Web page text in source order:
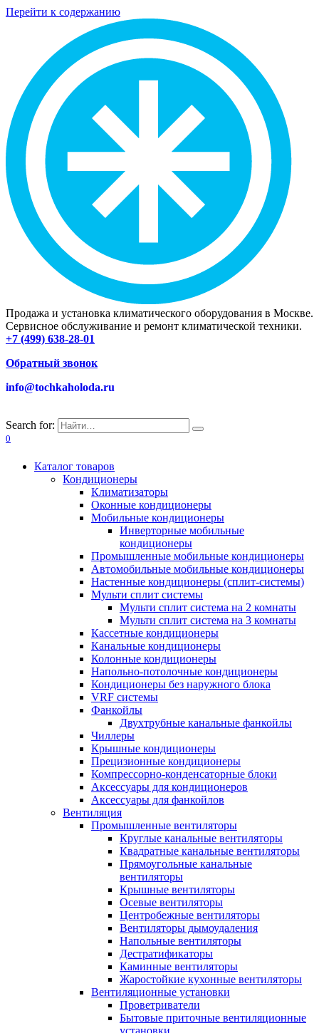
Перейти к содержанию
Продажа и установка климатического оборудования в Москве.
Сервисное обслуживание и ремонт климатической техники.
+7 (499) 638-28-01
Обратный звонок
info@tochkaholoda.ru
Search for:
0
Каталог товаров
Кондиционеры
Климатизаторы
Оконные кондиционеры
Мобильные кондиционеры
Инверторные мобильные
кондиционеры
Промышленные мобильные кондиционеры
Автомобильные мобильные кондиционеры
Настенные кондиционеры (сплит-системы)
Мульти сплит системы
Мульти сплит система на 2 комнаты
Мульти сплит система на 3 комнаты
Кассетные кондиционеры
Канальные кондиционеры
Колонные кондиционеры
Напольно-потолочные кондиционеры
Кондиционеры без наружного блока
VRF системы
Фанкойлы
Двухтрубные канальные фанкойлы
Чиллеры
Крышные кондиционеры
Прецизионные кондиционеры
Компрессорно-конденсаторные блоки
Аксессуары для кондиционеров
Аксессуары для фанкойлов
Вентиляция
Промышленные вентиляторы
Круглые канальные вентиляторы
Квадратные канальные вентиляторы
Прямоугольные канальные
вентиляторы
Крышные вентиляторы
Осевые вентиляторы
Центробежные вентиляторы
Вентиляторы дымоудаления
Напольные вентиляторы
Дестратификаторы
Каминные вентиляторы
Жаростойкие кухонные вентиляторы
Вентиляционные установки
Проветриватели
Бытовые приточные вентиляционные